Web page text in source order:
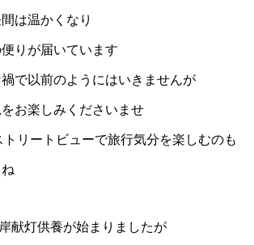
は温かくなり
りが届いています
で以前のようにはいきませんが
お楽しみくださいませ
トリートビューで旅行気分を楽しむのも
献灯供養が始まりましたが